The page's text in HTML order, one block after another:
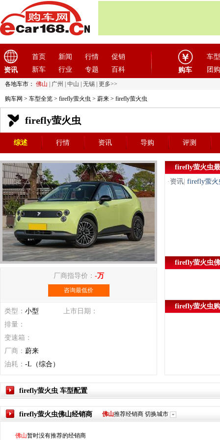
资讯
首页 新闻 行情
促销
新车
行业 专题 百科 购车
车型
团购
各地车市： 佛山 广州 中山 无锡 更多>>
购车网 > 车型全览 > firefly萤火虫 > 蔚来 > firefly萤火虫
firefly萤火虫
综述 行情 资讯 导购 评测
厂商指导价： -万
咨询最低价
类型： 小型
上市日期：
排量：
变速箱：
厂商： 蔚来
油耗： -L（综合）
firefly萤火虫
· 资讯 firefly萤火
firefly萤火虫
firefly萤火虫
firefly萤火虫 车型配置
firefly萤火虫佛山经销商 佛山推荐经销商 切换城市
佛山暂时没有推荐的经销商